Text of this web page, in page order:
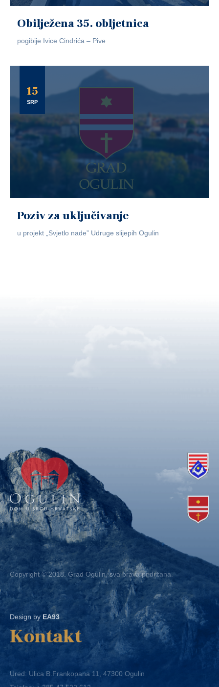
Obilježena 35. obljetnica
pogibije Ivice Cindrića – Pive
15
SRP
Poziv za uključivanje
u projekt „Svjetlo nade” Udruge slijepih Ogulin
Copyright © 2018. Grad Ogulin, sva prava pridržana.
Design byEA93
Kontakt
Ured: Ulica B.Frankopana 11, 47300 Ogulin
Telefon:+ 385 47 522 612